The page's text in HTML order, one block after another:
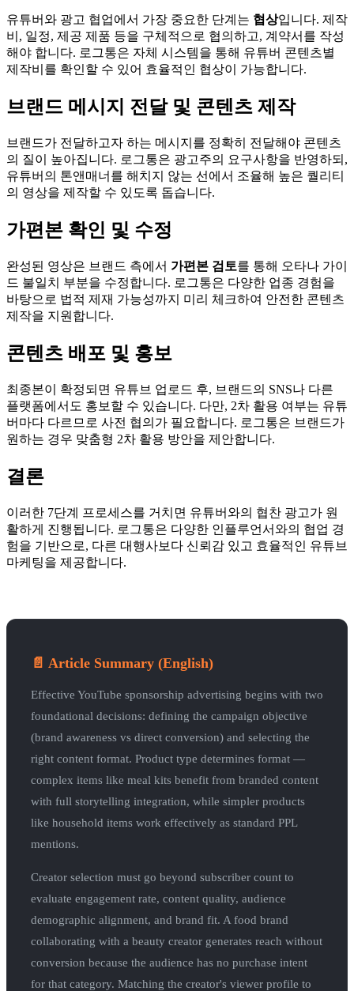
유튜버와 광고 협업에서 가장 중요한 단계는 협상입니다. 제작
비, 일정, 제공 제품 등을 구체적으로 협의하고, 계약서를 작성
해야 합니다. 로그통은 자체 시스템을 통해 유튜버 콘텐츠별
제작비를 확인할 수 있어 효율적인 협상이 가능합니다.
브랜드 메시지 전달 및 콘텐츠 제작
브랜드가 전달하고자 하는 메시지를 정확히 전달해야 콘텐츠
의 질이 높아집니다. 로그통은 광고주의 요구사항을 반영하되,
유튜버의 톤앤매너를 해치지 않는 선에서 조율해 높은 퀄리티
의 영상을 제작할 수 있도록 돕습니다.
가편본 확인 및 수정
완성된 영상은 브랜드 측에서 가편본 검토를 통해 오타나 가이
드 불일치 부분을 수정합니다. 로그통은 다양한 업종 경험을
바탕으로 법적 제재 가능성까지 미리 체크하여 안전한 콘텐츠
제작을 지원합니다.
콘텐츠 배포 및 홍보
최종본이 확정되면 유튜브 업로드 후, 브랜드의 SNS나 다른
플랫폼에서도 홍보할 수 있습니다. 다만, 2차 활용 여부는 유튜
버마다 다르므로 사전 협의가 필요합니다. 로그통은 브랜드가
원하는 경우 맞춤형 2차 활용 방안을 제안합니다.
결론
이러한 7단계 프로세스를 거치면 유튜버와의 협찬 광고가 원
활하게 진행됩니다. 로그통은 다양한 인플루언서와의 협업 경
험을 기반으로, 다른 대행사보다 신뢰감 있고 효율적인 유튜브
마케팅을 제공합니다.
📄 Article Summary (English)
Effective YouTube sponsorship advertising begins with two
foundational decisions: defining the campaign objective
(brand awareness vs direct conversion) and selecting the
right content format. Product type determines format —
complex items like meal kits benefit from branded content
with full storytelling integration, while simpler products
like household items work effectively as standard PPL
mentions.
Creator selection must go beyond subscriber count to
evaluate engagement rate, content quality, audience
demographic alignment, and brand fit. A food brand
collaborating with a beauty creator generates reach without
conversion because the audience has no purchase intent
for that category. Matching the creator's viewer profile to